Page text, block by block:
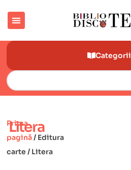
Categorii
Prima
pagină/ Editura
carte / Litera
Litera